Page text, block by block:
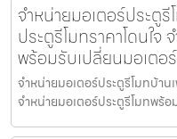
จำหน่ายมอเตอร์ประตู
ประตูรีโมทราคาโดนใจ
พร้อมรับเปลี่ยนมอเตอ
จำหน่ายมอเตอร์ประตูรีโมทบ้าน
จำหน่ายมอเตอร์ประตูรีโมทพร้